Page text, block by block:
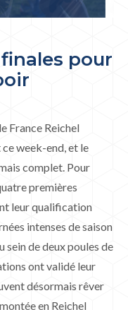
pour
France Reichel
week-end, et le
complet. Pour
premières
leur qualification
intenses de saison
sein de deux poules de
ont validé leur
désormais rêver
en Reichel